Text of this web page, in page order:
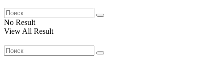
No Result
View All Result